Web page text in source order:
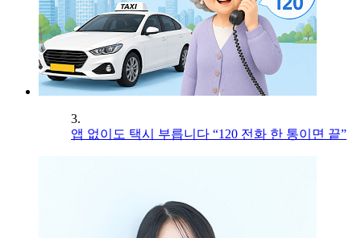
3.
앱 없이도 택시 부릅니다 “120 전화 한 통이면 끝”